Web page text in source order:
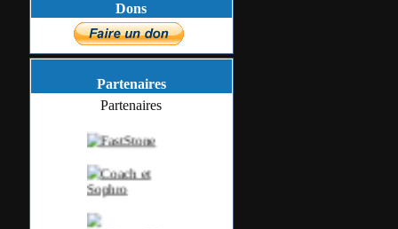
Dons
Partenaires
Partenaires